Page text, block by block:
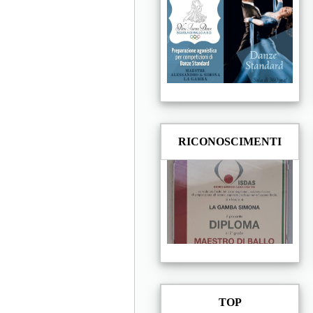
RICONOSCIMENTI
TOP